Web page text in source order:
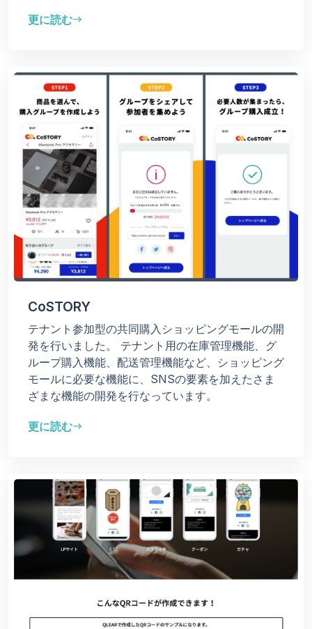
更に読むeast
CoSTORY
テナント参加型の共同購⼊ショッピングモールの開
発を行いました。 テナント用の在庫管理機能、グ
ループ購入機能、配送管理機能など、ショッピング
モールに必要な機能に、SNSの要素を加えたさま
ざまな機能の開発を行なっています。
更に読むeast